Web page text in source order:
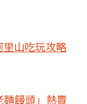
山吃玩攻略
饅頭」熱賣